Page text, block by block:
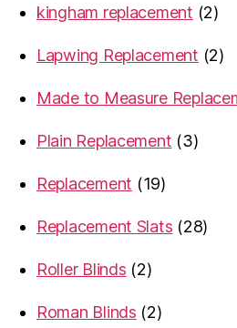
kingham replacement
22
Lapwing Replacement
22
Made to Measure
Plain Replacement
33
Replacement
1919
Replacement Slats
2828
Roller Blinds
22
Roman Blinds
22